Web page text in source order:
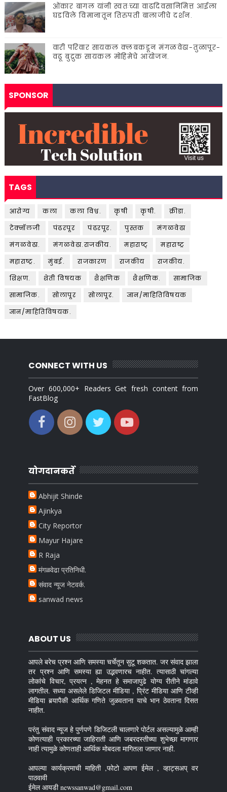
ओंकार बागल यांनी स्वतःच्या वाढदिवसानिमित्त आईला
घडविले विमानातून तिरुपती बालाजीचे दर्शन.
वारी परिवार सायकल क्लबकडून मंगळवेढा-तुळापूर-
वढू बुद्रुक सायकल मोहिमेचे आयोजन.
SPONSOR
TAGS
आरोग्य कला कला विश्व. कृषी कृषी.
क्रीडा.
टेक्नॉलजी
पंढरपूर पंढरपूर. पुस्तक
मंगळवेढा
मंगळवेढा.
मंगळवेढा.राजकीय. महाराष्ट्
महाराष्ट्र
महाराष्ट्र.
मुंबई. राजकारण राजकीय
राजकीय.
शिक्षण.
शेती विषयक शैक्षणिक शैक्षणिक.
सामाजिक
सामाजिक.
सोलापूर सोलापूर.
ज्ञान/माहितिविषयक
ज्ञान/माहितिविषयक.
CONNECT WITH US
Over 600,000+ Readers Get fresh content from
FastBlog
योगदानकर्ते
Abhijit Shinde
Ajinkya
City Reportor
Mayur Hajare
R Raja
मंगळवेढा प्रतिनिधी.
संवाद न्यूज नेटवर्क.
sanwad news
ABOUT US
आपले बरेच प्रश्न आणि समस्या चर्चेतून सुटू शकतात. जर संवाद झाला
तर प्रश्न आणि समस्या ह्या उद्भवणारच नाहीत. त्यासाठी चांगल्या
लोकांचे विचार, प्रयत्न , मेहनत हे समाजापुढे योग्य रीतीने मांडावे
लागतील. सध्या असलेले डिजिटल मीडिया , प्रिंट मीडिया आणि टीव्ही
मीडिया बर्‍यापैकी आर्थिक गणिते जुळवताना याचे भान ठेवताना दिसत
नाहीत.
परंतु संवाद न्यूज हे पुर्णपणे डिजिटली चालणारे पोर्टल असल्यामुळे आम्ही
कोणत्याही प्रकारच्या जाहिराती आणि जबरदस्तीच्या शुभेच्छा मागणार
नाही त्यामुळे कोणताही आर्थिक मोबदला मागितला जाणार नाही.
आपल्या कार्यक्रमाची माहिती ,फोटो आपण ईमेल , व्हाट्सअप् वर
पाठवावी
ईमेल आयडी newssanwad@gmail.com